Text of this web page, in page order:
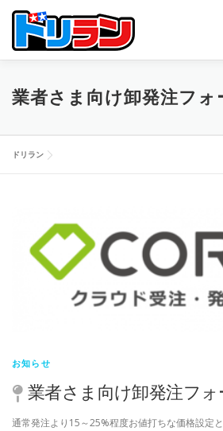
TOP ABOUT US NEWS
業者さま向け卸発注フォ
ドリラン
お知らせ
業者さま向け卸発注フ
通常発注より15～25%程度お値打ちな価格設定